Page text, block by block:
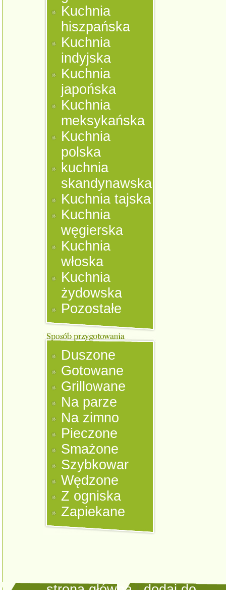
Kuchnia
hiszpańska
Kuchnia
indyjska
Kuchnia
japońska
Kuchnia
meksykańska
Kuchnia
polska
kuchnia
skandynawska
Kuchnia tajska
Kuchnia
węgierska
Kuchnia
włoska
Kuchnia
żydowska
Pozostałe
Duszone
Gotowane
Grillowane
Na parze
Na zimno
Pieczone
Smażone
Szybkowar
Wędzone
Z ogniska
Zapiekane